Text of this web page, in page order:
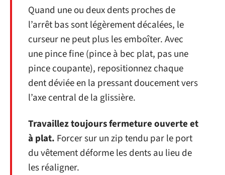
Quand une ou deux dents proches de
l’arrêt bas sont légèrement décalées, le
curseur ne peut plus les emboîter. Avec
une pince fine (pince à bec plat, pas une
pince coupante), repositionnez chaque
dent déviée en la pressant doucement vers
l’axe central de la glissière.
Travaillez toujours fermeture ouverte et
à plat. Forcer sur un zip tendu par le port
du vêtement déforme les dents au lieu de
les réaligner.